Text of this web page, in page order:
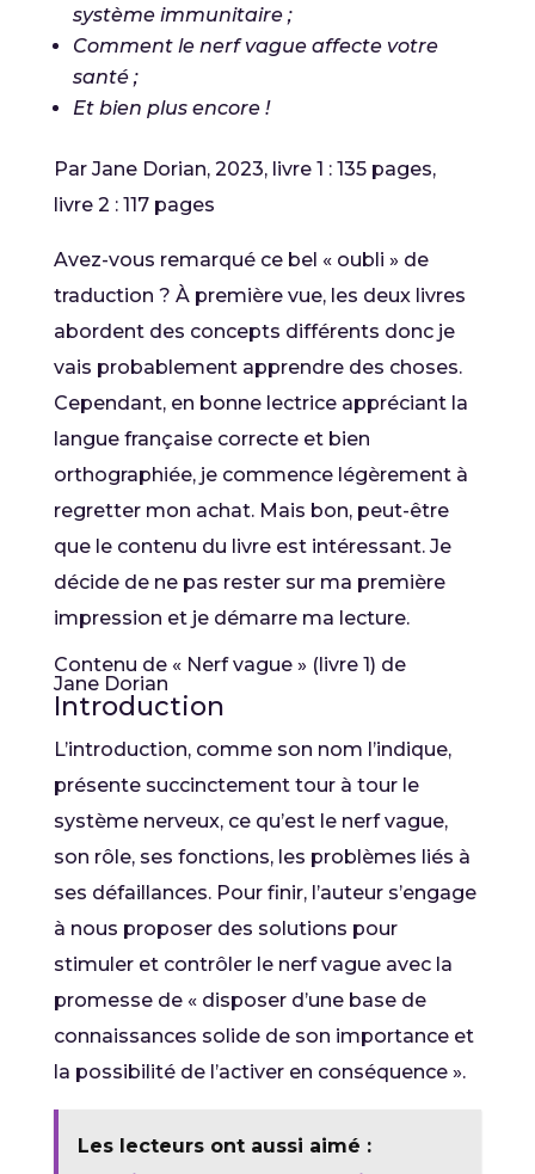
système immunitaire ;
Comment le nerf vague affecte votre
santé ;
Et bien plus encore !
Par Jane Dorian, 2023, livre 1 : 135 pages,
livre 2 : 117 pages
Avez-vous remarqué ce bel « oubli » de
traduction ? À première vue, les deux livres
abordent des concepts différents donc je
vais probablement apprendre des choses.
Cependant, en bonne lectrice appréciant la
langue française correcte et bien
orthographiée, je commence légèrement à
regretter mon achat. Mais bon, peut-être
que le contenu du livre est intéressant. Je
décide de ne pas rester sur ma première
impression et je démarre ma lecture.
Contenu de « Nerf vague » (livre 1) de
Jane Dorian
Introduction
L’introduction, comme son nom l’indique,
présente succinctement tour à tour le
système nerveux, ce qu’est le nerf vague,
son rôle, ses fonctions, les problèmes liés à
ses défaillances. Pour finir, l’auteur s’engage
à nous proposer des solutions pour
stimuler et contrôler le nerf vague avec la
promesse de « disposer d’une base de
connaissances solide de son importance et
la possibilité de l’activer en conséquence ».
Les lecteurs ont aussi aimé :